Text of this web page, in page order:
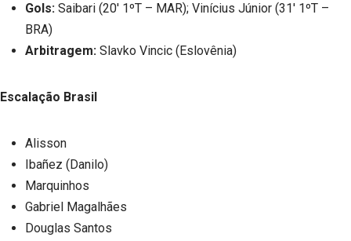
Gols: Saibari (20′ 1ºT – MAR); Vinícius Júnior (31′ 1ºT –
BRA)
Arbitragem: Slavko Vincic (Eslovênia)
Escalação Brasil
Alisson
Ibañez (Danilo)
Marquinhos
Gabriel Magalhães
Douglas Santos